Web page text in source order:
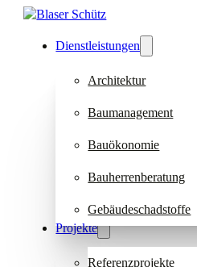
Dienstleistungen
Architektur
Baumanagement
Bauökonomie
Bauherrenberatung
Gebäudeschadstoffe
Projekte
Referenzprojekte